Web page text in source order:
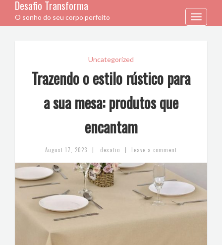
Desafio Transforma
O sonho do seu corpo perfeito
Toggle
Uncategorized
Trazendo o estilo rústico para
a sua mesa: produtos que
encantam
August 17, 2023 | desafio | Leave a comment